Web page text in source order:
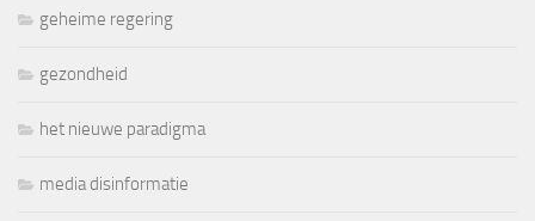
geheime regering
gezondheid
het nieuwe paradigma
media disinformatie